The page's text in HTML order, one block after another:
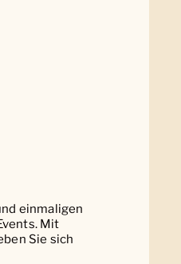
einmaligen
Mit
Sie sich